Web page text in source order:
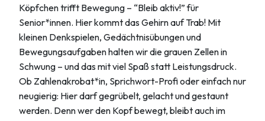
Köpfchen trifft Bewegung – “Bleib aktiv!” für
Senior*innen. Hier kommt das Gehirn auf Trab! Mit
kleinen Denkspielen, Gedächtnisübungen und
Bewegungsaufgaben halten wir die grauen Zellen in
Schwung – und das mit viel Spaß statt Leistungsdruck.
Ob Zahlenakrobat*in, Sprichwort-Profi oder einfach nur
neugierig: Hier darf gegrübelt, gelacht und gestaunt
werden. Denn wer den Kopf bewegt, bleibt auch im